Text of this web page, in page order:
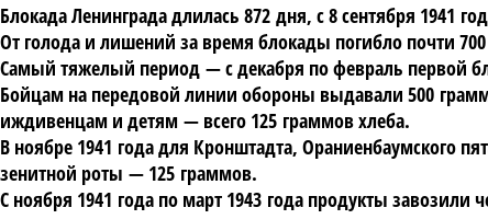
Блокада Ленинграда длилась 872 дня, с 8 сентября 1941
От голода и лишений за время блокады погибло почти
Самый тяжелый период — с декабря по февраль первой
Бойцам на передовой линии обороны выдавали 500
иждивенцам и детям — всего 125 граммов хлеба.
В ноябре 1941 года для Кронштадта, Ораниенбаумского
зенитной роты — 125 граммов.
С ноября 1941 года по март 1943 года продукты